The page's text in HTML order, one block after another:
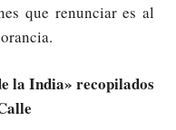
que renunciar es al
la India» recopilados